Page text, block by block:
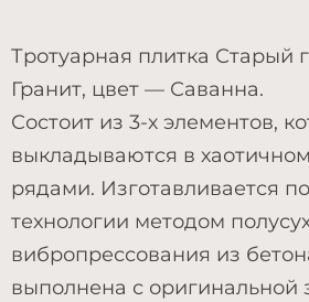
Тротуарная плитка Старый
Гранит, цвет — Саванна.
Состоит из 3-х элементов,
выкладываются в
рядами. Изготавливается
технологии методом
вибропрессования из
выполнена с оригинальной